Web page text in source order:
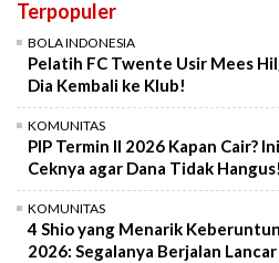
Terpopuler
BOLA INDONESIA
Pelatih FC Twente Usir Mees
Dia Kembali ke Klub!
KOMUNITAS
PIP Termin II 2026 Kapan Cair?
Ceknya agar Dana Tidak Hangus!
KOMUNITAS
4 Shio yang Menarik
2026: Segalanya Berjalan Lancar